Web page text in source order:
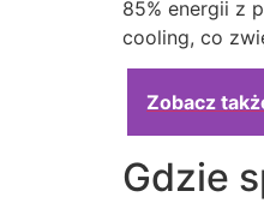
85% energii z
cooling, co
Zobacz
Gdzie